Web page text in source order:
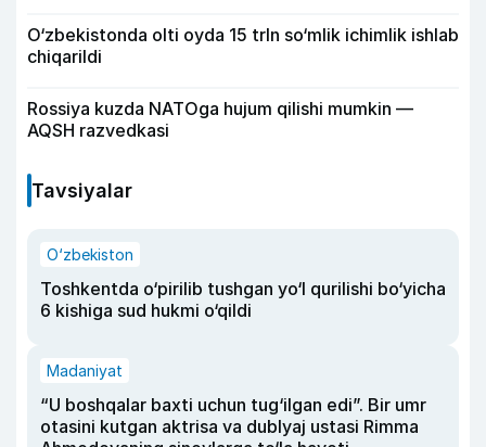
O‘zbekistonda olti oyda 15 trln so‘mlik ichimlik ishlab
chiqarildi
Rossiya kuzda NATOga hujum qilishi mumkin —
AQSH razvedkasi
Tavsiyalar
O‘zbekiston
Toshkentda o‘pirilib tushgan yo‘l qurilishi bo‘yicha
6 kishiga sud hukmi o‘qildi
Madaniyat
“U boshqalar baxti uchun tug‘ilgan edi”. Bir umr
otasini kutgan aktrisa va dublyaj ustasi Rimma